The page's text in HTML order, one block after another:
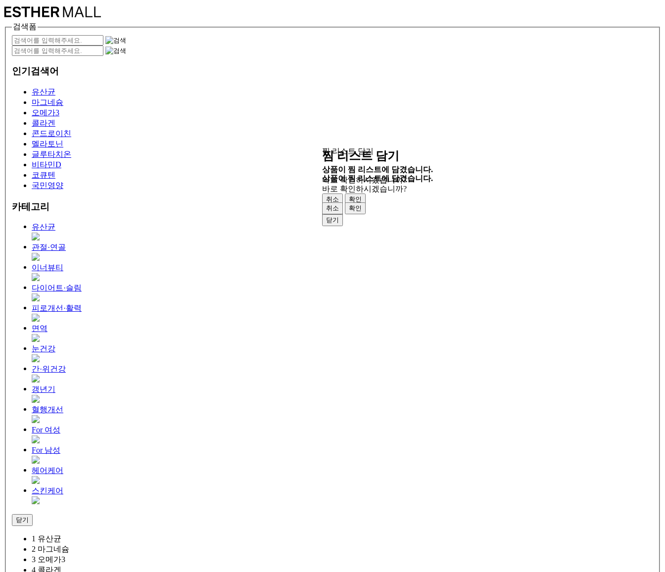
검색폼
인기검색어
유산균
마그네슘
오메가3
콜라겐
콘드로이친
멜라토닌
글루타치온
비타민D
코큐텐
국민영양
카테고리
유산균
관절·연골
이너뷰티
다이어트·슬림
피로개선·활력
면역
눈건강
간·위건강
갱년기
혈행개선
For 여성
For 남성
헤어케어
스킨케어
닫기
1 유산균
2 마그네슘
3 오메가3
4 콜라겐
찜 리스트 담기
상품이 찜 리스트에 담겼습니다.
바로 확인하시겠습니까?
취소
확인
닫기
찜 리스트 담기
상품이 찜 리스트에 담겼습니다.
바로 확인하시겠습니까?
취소
확인
닫기